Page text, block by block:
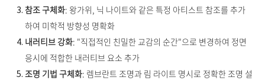
참조 구체화: 왕가위, 닉 나이트와 같은 특정 아티스트 참조를 추가
하여 미학적 방향성 명확화
내러티브 강화: "직접적인 친밀한 교감의 순간"으로 변경하여 정면
응시에 적합한 내러티브 요소 추가
조명 기법 구체화: 렘브란트 조명과 림 라이트 명시로 정확한 조명 설